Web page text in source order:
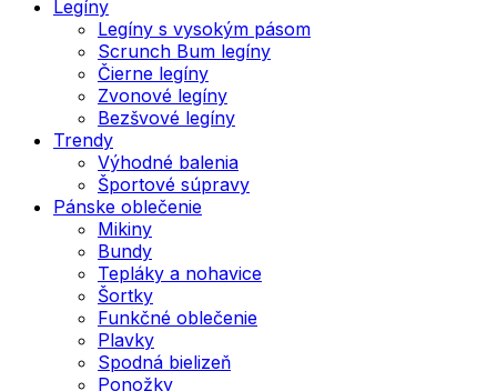
Legíny
Legíny s vysokým pásom
Scrunch Bum legíny
Čierne legíny
Zvonové legíny
Bezšvové legíny
Trendy
Výhodné balenia
Športové súpravy
Pánske oblečenie
Mikiny
Bundy
Tepláky a nohavice
Šortky
Funkčné oblečenie
Plavky
Spodná bielizeň
Ponožky